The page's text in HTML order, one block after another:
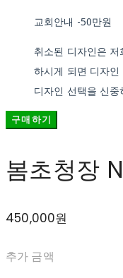
교회안내 -50만원
취소된 디자인은
하시게 되면 디자
디자인 선택을 신
구매하기
봄초청장
450,000원
추가 금액